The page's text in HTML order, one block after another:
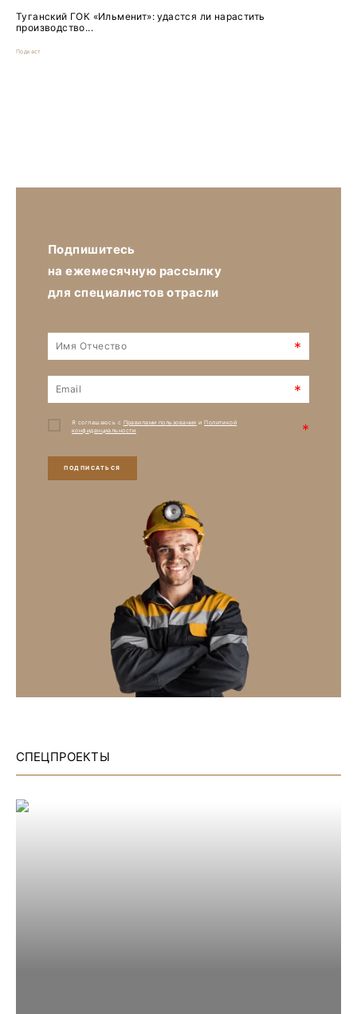
Туганский ГОК «Ильменит»: удастся ли нарастить
производство...
Подкаст
Подпишитесь
на ежемесячную рассылку
для специалистов отрасли
*
*
Я соглашаюсь с Правилами пользования иПолитикой
конфиденциальности
*
ПОДПИСАТЬСЯ
СПЕЦПРОЕКТЫ